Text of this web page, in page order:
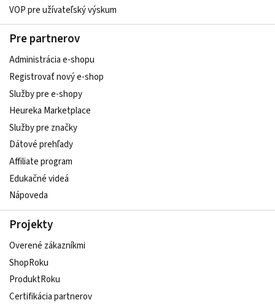
VOP pre užívateľský výskum
Pre partnerov
Administrácia e-shopu
Registrovať nový e-shop
Služby pre e‑shopy
Heureka Marketplace
Služby pre značky
Dátové prehľady
Affiliate program
Edukačné videá
Nápoveda
Projekty
Overené zákazníkmi
ShopRoku
ProduktRoku
Certifikácia partnerov